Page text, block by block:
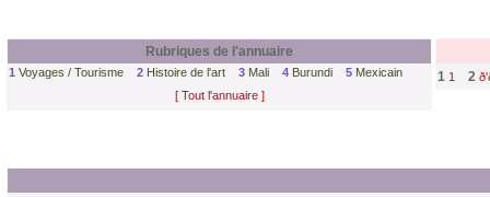
Rubriques de l'annuaire
1 Voyages / Tourisme 2 Histoire de l'art 3 Mali 4 Burundi 5 Mexicain
[ Tout l'annuaire ]
1 1 2